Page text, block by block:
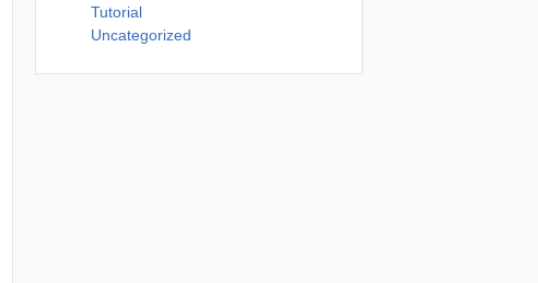
Tutorial
Uncategorized